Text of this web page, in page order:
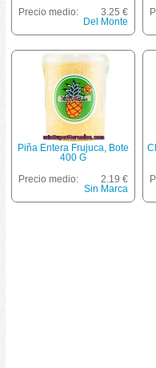
Precio medio:
3.25 €
Del Monte
Piña Entera Frujuca, Bote
400 G
Precio medio:
2.19 €
Sin Marca